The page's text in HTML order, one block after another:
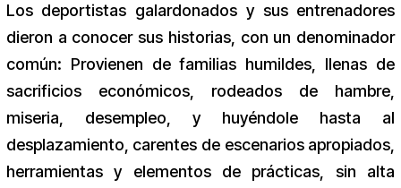
Los deportistas galardonados y sus entrenadores
dieron a conocer sus historias, con un denominador
común: Provienen de familias humildes, llenas de
sacrificios económicos, rodeados de hambre,
miseria, desempleo, y huyéndole hasta al
desplazamiento, carentes de escenarios apropiados,
herramientas y elementos de prácticas, sin alta